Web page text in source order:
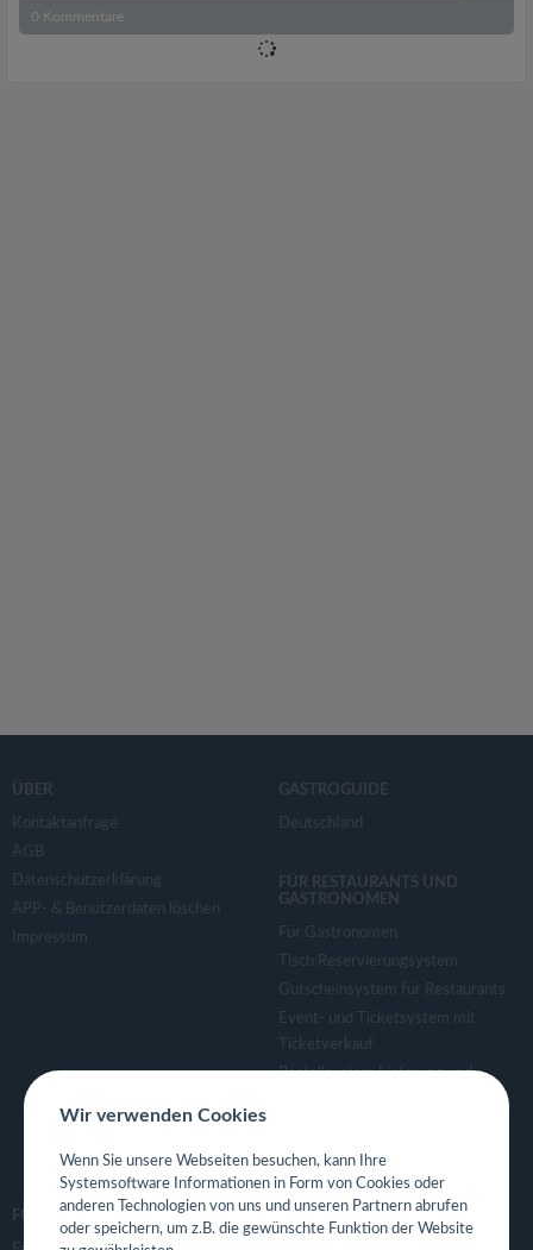
0 Kommentare
ÜBER
Kontaktanfrage
AGB
Datenschutzerklärung
APP- & Benutzerdaten löschen
Impressum
GASTROGUIDE
Deutschland
FÜR RESTAURANTS UND
GASTRONOMEN
Für Gastronomen
Tisch Reservierungsystem
Gutscheinsystem für Restaurants
Event- und Ticketsystem mit
Ticketverkauf
Bestellsystem Lieferung und
Eigene App für Restaurant
FOLGE UNS
Wir verwenden Cookies
Wenn Sie unsere Webseiten besuchen, kann Ihre
Systemsoftware Informationen in Form von Cookies oder
anderen Technologien von uns und unseren Partnern abrufen
oder speichern, um z.B. die gewünschte Funktion der Website